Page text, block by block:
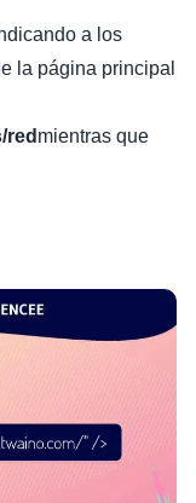
a los
la página principal
red mientras que